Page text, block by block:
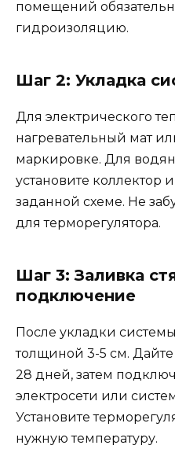
помещений
гидроизоляцию.
Шаг 2: Укладка
Для электрического
нагревательный мат
маркировке. Для
установите коллектор
заданной схеме. Не
для терморегулятора.
Шаг 3: Заливка
подключение
После укладки
толщиной 3-5 см.
28 дней, затем
электросети или
Установите
нужную температуру.